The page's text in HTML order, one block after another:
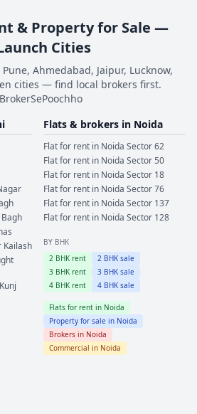
& Property for Sale —
Cities
Ahmedabad, Jaipur, Lucknow,
cities — find local brokers first.
Kailash
Flats & brokers in Noida
Flat for rent in Noida Sector 62
Flat for rent in Noida Sector 50
Flat for rent in Noida Sector 18
Flat for rent in Noida Sector 76
Flat for rent in Noida Sector 137
Flat for rent in Noida Sector 128
BY BHK
2 BHK rent 2 BHK sale
3 BHK rent 3 BHK sale
4 BHK rent 4 BHK sale
Flats for rent in Noida
Property for sale in Noida
Brokers in Noida
Commercial in Noida